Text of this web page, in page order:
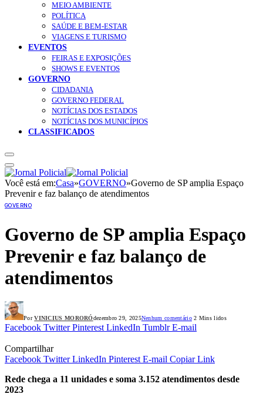
MEIO AMBIENTE
POLÍTICA
SAÚDE E BEM-ESTAR
VIAGENS E TURISMO
EVENTOS
FEIRAS E EXPOSIÇÕES
SHOWS E EVENTOS
GOVERNO
CIDADANIA
GOVERNO FEDERAL
NOTÍCIAS DOS ESTADOS
NOTÍCIAS DOS MUNICÍPIOS
CLASSIFICADOS
Você está em:Casa»GOVERNO»Governo de SP amplia Espaço
Prevenir e faz balanço de atendimentos
GOVERNO
Governo de SP amplia Espaço
Prevenir e faz balanço de
atendimentos
Por VINICIUS MORORÓdezembro 29, 2025Nenhum comentário2 Mins lidos
Facebook Twitter Pinterest LinkedIn Tumblr E-mail
Compartilhar
Facebook Twitter LinkedIn Pinterest E-mail Copiar Link
Rede chega a 11 unidades e soma 3.152 atendimentos desde
2023